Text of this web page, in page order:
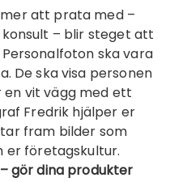
att prata med –
– blir steget att
ska vara
De ska visa personen
vit vägg med ett
Fredrik hjälper er
fram bilder som
er företagskultur.
gör dina produkter